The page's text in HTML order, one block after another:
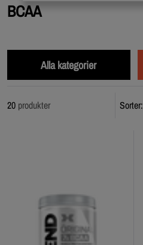
BCAA
Alla kategorier
20 produkter Sorter: